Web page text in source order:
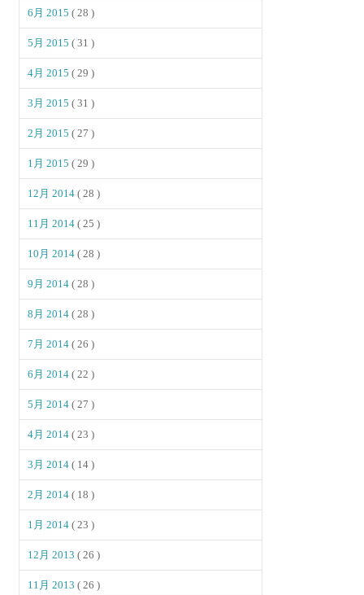
6月 2015( 28 )
5月 2015( 31 )
4月 2015( 29 )
3月 2015( 31 )
2月 2015( 27 )
1月 2015( 29 )
12月 2014( 28 )
11月 2014( 25 )
10月 2014( 28 )
9月 2014( 28 )
8月 2014( 28 )
7月 2014( 26 )
6月 2014( 22 )
5月 2014( 27 )
4月 2014( 23 )
3月 2014( 14 )
2月 2014( 18 )
1月 2014( 23 )
12月 2013( 26 )
11月 2013( 26 )